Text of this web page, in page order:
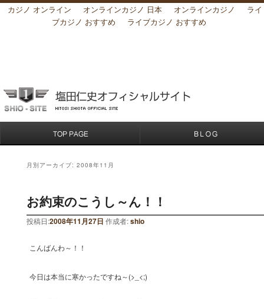
カジノ オンライン オンラインカジノ 日本 オンラインカジノ
ライ
ブカジノ おすすめ
ライブカジノ おすすめ
月別アーカイブ: 2008年11月
お約束のこうし～ん！！
投稿日:2008年11月27日 作成者:shio
こんばんわ～！！
今日は本当に寒かったですね～(>_<;)